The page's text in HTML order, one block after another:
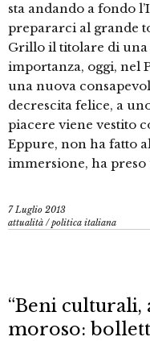
sta andando a fondo
prepararci al grande
Grillo il titolare di
importanza, oggi, nel
una nuova
decrescita felice, a
piacere viene vestito
Eppure, non ha fatto
immersione, ha preso
7 Luglio 2013
attualità /politica italiana
“Beni
moroso: